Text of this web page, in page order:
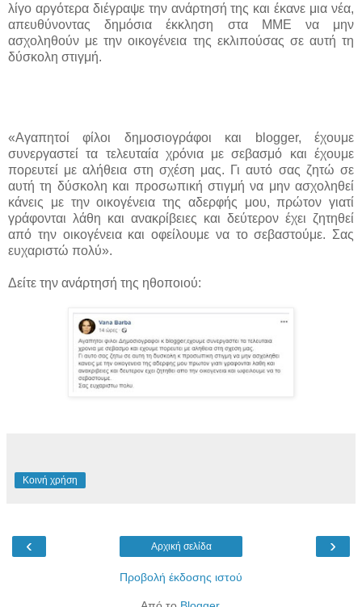
λίγο αργότερα διέγραψε την ανάρτησή της και έκανε μια νέα,
απευθύνοντας δημόσια έκκληση στα ΜΜΕ να μην
ασχοληθούν με την οικογένεια της εκλιπούσας σε αυτή τη
δύσκολη στιγμή.
«Αγαπητοί φίλοι δημοσιογράφοι και blogger, έχουμε
συνεργαστεί τα τελευταία χρόνια με σεβασμό και έχουμε
πορευτεί με αλήθεια στη σχέση μας. Γι αυτό σας ζητώ σε
αυτή τη δύσκολη και προσωπική στιγμή να μην ασχοληθεί
κάνεις με την οικογένεια της αδερφής μου, πρώτον γιατί
γράφονται λάθη και ανακρίβειες και δεύτερον έχει ζητηθεί
από την οικογένεια και οφείλουμε να το σεβαστούμε. Σας
ευχαριστώ πολύ».
Δείτε την ανάρτησή της ηθοποιού:
Κοινή χρήση
‹ ›
Αρχική σελίδα
Προβολή έκδοσης ιστού